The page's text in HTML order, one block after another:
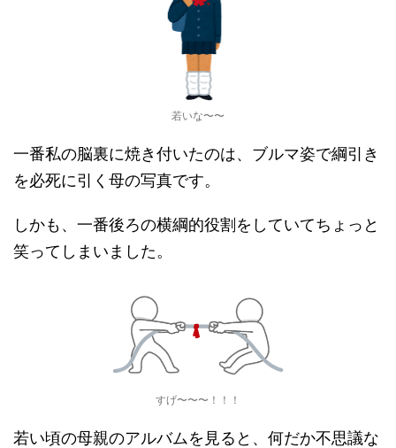
若いな〜〜
一番私の脳裏に焼き付いたのは、ブルマ姿で綱引き
を必死に引く母の写真です。
しかも、一番後ろの横綱的役割をしていてちょっと
笑ってしまいました。
すげ〜〜〜！！！
若い頃の母親のアルバムを見ると、何だか不思議な